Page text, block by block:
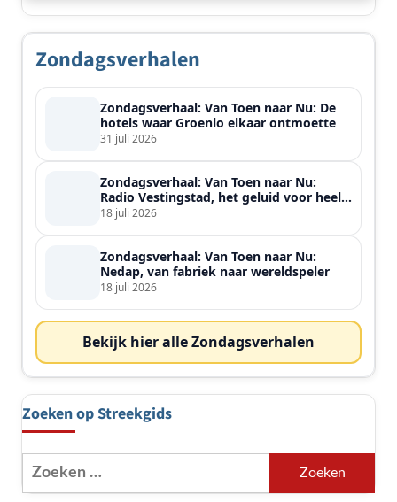
Zondagsverhalen
Zondagsverhaal: Van Toen naar Nu: De
hotels waar Groenlo elkaar ontmoette
31 juli 2026
Zondagsverhaal: Van Toen naar Nu:
Radio Vestingstad, het geluid voor heel
de streek
18 juli 2026
Zondagsverhaal: Van Toen naar Nu:
Nedap, van fabriek naar wereldspeler
18 juli 2026
Bekijk hier alle Zondagsverhalen
Zoeken op Streekgids
Zoeken
naar: